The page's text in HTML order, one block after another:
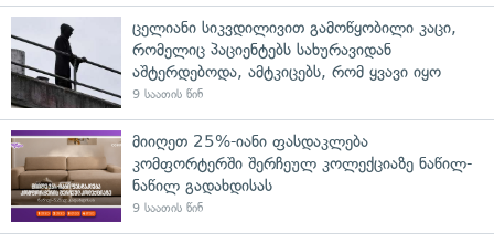
ცელიანი სიკვდილივით გამოწყობილი კაცი,
რომელიც პაციენტებს სახურავიდან
აშტერდებოდა, ამტკიცებს, რომ ყვავი იყო
9 საათის წინ
მიიღეთ 25%-იანი ფასდაკლება
კომფორტერში შერჩეულ კოლექციაზე ნაწილ-
ნაწილ გადახდისას
9 საათის წინ